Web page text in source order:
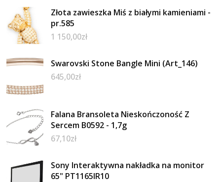
Złota zawieszka Miś z białymi kamieniami -
pr.585
1 150,00zł
Swarovski Stone Bangle Mini (Art_146)
645,00zł
Falana Bransoleta Nieskończoność Z
Sercem B0592 - 1,7g
67,10zł
Sony Interaktywna nakładka na monitor
65" PT1165IR10